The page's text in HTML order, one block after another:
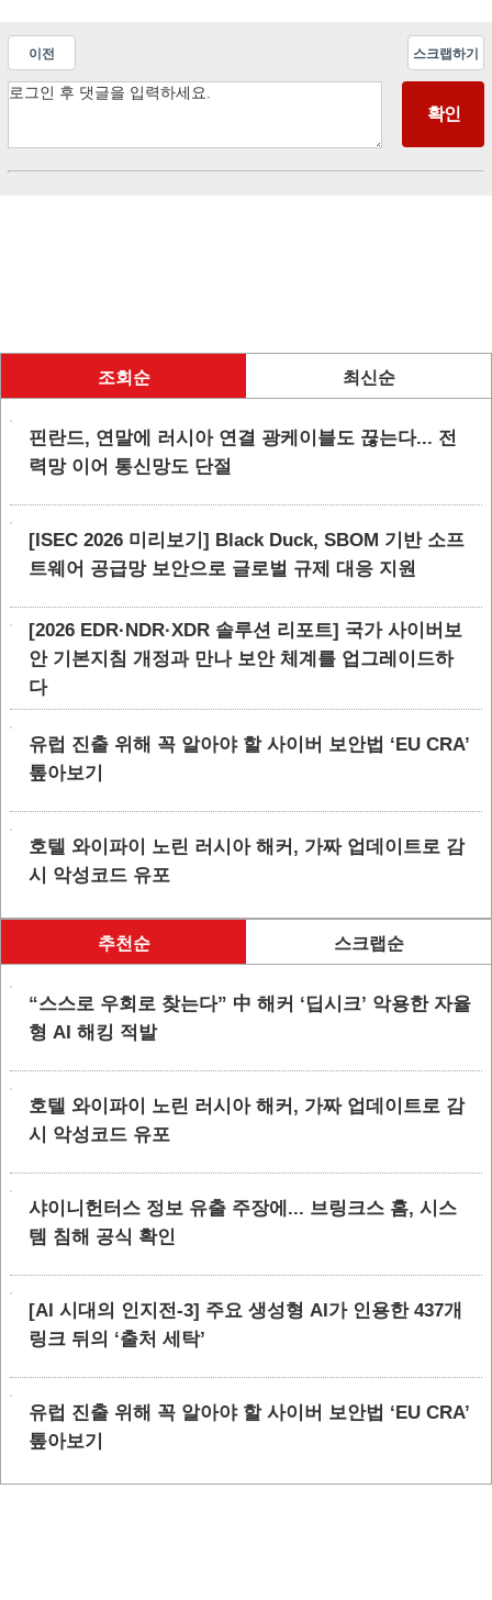
이전 스크랩하기
조회순 최신순
핀란드, 연말에 러시아 연결 광케이블도 끊는다... 전
력망 이어 통신망도 단절
[ISEC 2026 미리보기] Black Duck, SBOM 기반 소프
트웨어 공급망 보안으로 글로벌 규제 대응 지원
[2026 EDR·NDR·XDR 솔루션 리포트] 국가 사이버보
안 기본지침 개정과 만나 보안 체계를 업그레이드하
다
유럽 진출 위해 꼭 알아야 할 사이버 보안법 ‘EU CRA’
톺아보기
호텔 와이파이 노린 러시아 해커, 가짜 업데이트로 감
시 악성코드 유포
추천순 스크랩순
“스스로 우회로 찾는다” 中 해커 ‘딥시크’ 악용한 자율
형 AI 해킹 적발
호텔 와이파이 노린 러시아 해커, 가짜 업데이트로 감
시 악성코드 유포
샤이니헌터스 정보 유출 주장에... 브링크스 홈, 시스
템 침해 공식 확인
[AI 시대의 인지전-3] 주요 생성형 AI가 인용한 437개
링크 뒤의 ‘출처 세탁’
유럽 진출 위해 꼭 알아야 할 사이버 보안법 ‘EU CRA’
톺아보기